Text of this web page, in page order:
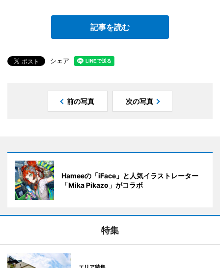
記事を読む
シェア
前の写真 次の写真
Hameeの「iFace」と人気イラストレーター
「Mika Pikazo」がコラボ
特集